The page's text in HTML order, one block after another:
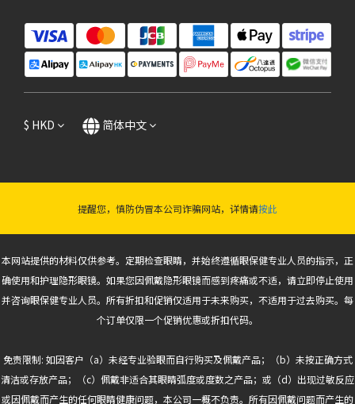
$ HKD 简体中文
提醒您，慎防伪冒本公司诈骗网站，详情请按此
本网站提供的材料仅供参考。定期检查眼睛，并始终遵循眼保健专业人员的指示，正
确使用和护理隐形眼镜。如果您因佩戴隐形眼镜而感到疼痛或不适，请立即停止使用
并咨询眼保健专业人员。所有折扣和促销仅适用于未来购买，不适用于过去购买。每
个订单仅限一个促销优惠或折扣代码。
免责限制: 如因客户（a）未经专业验眼而自行购买及佩戴产品；（b）未按正确方式
清洁或存放产品；（c）佩戴非适合其眼睛弧度或度数之产品；或（d）出现过敏反应
或因佩戴而产生的任何眼睛健康问题，本公司一概不负责。所有因佩戴问题而产生的